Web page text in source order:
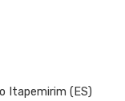
Itapemirim (ES)